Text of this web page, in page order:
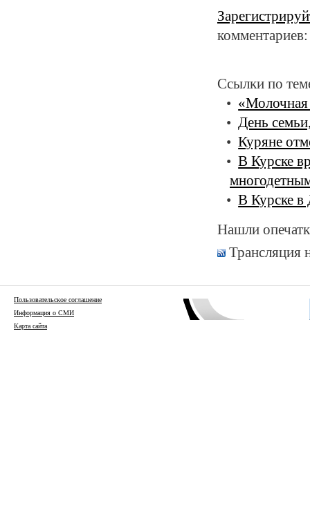
Ссылки по
«Молочная
День
Куряне
В Курске
В Курске в
Нашли
Трансляция
Пользовательское соглашение
Информация о СМИ
Карта сайта